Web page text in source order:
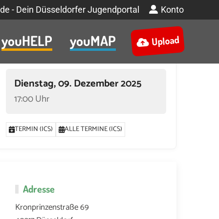
- Dein Düsseldorfer Jugendportal Konto
youHELP youMAP Upload
2025 UM 17:00
Dienstag, 09. Dezember 2025
17:00 Uhr
TERMIN (ICS) ALLE TERMINE (ICS)
Adresse
Kronprinzenstraße 69